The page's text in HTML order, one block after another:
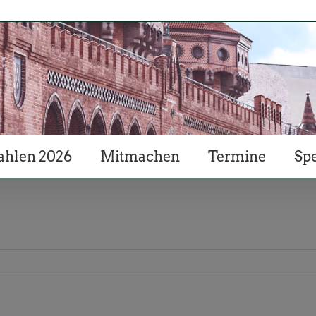
2026 Mitmachen Termine